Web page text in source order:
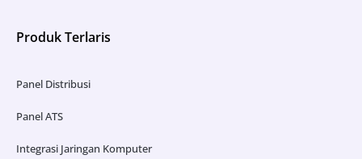
Produk Terlaris
Panel Distribusi
Panel ATS
Integrasi Jaringan Komputer